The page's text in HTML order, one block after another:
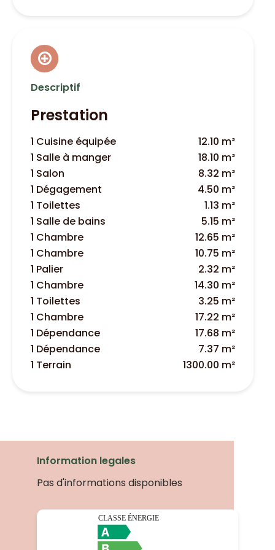
Descriptif
Prestation
1 Cuisine équipée
12.10 m²
1 Salle à manger
18.10 m²
1 Salon
8.32 m²
1 Dégagement
4.50 m²
1 Toilettes
1.13 m²
1 Salle de bains
5.15 m²
1 Chambre
12.65 m²
1 Chambre
10.75 m²
1 Palier
2.32 m²
1 Chambre
14.30 m²
1 Toilettes
3.25 m²
1 Chambre
17.22 m²
1 Dépendance
17.68 m²
1 Dépendance
7.37 m²
1 Terrain
1300.00 m²
Information legales
Pas d'informations disponibles